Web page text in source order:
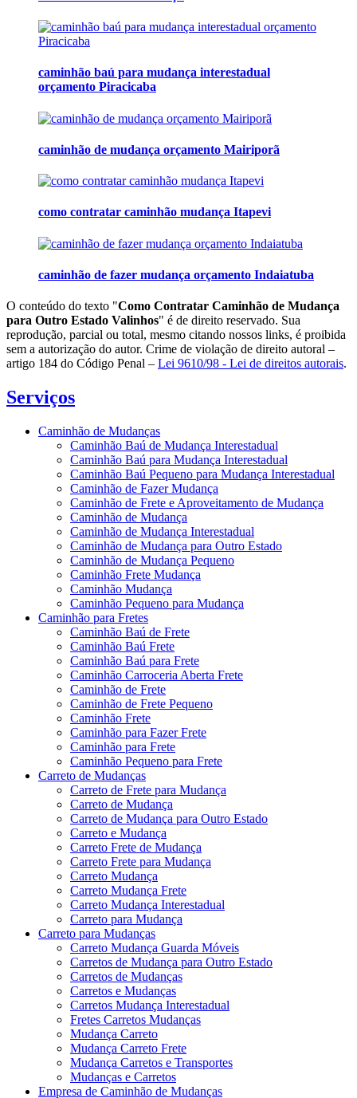
caminhão baú para mudança interestadual
orçamento Piracicaba
caminhão de mudança orçamento Mairiporã
como contratar caminhão mudança Itapevi
caminhão de fazer mudança orçamento Indaiatuba
O conteúdo do texto "Como Contratar Caminhão de Mudança
para Outro Estado Valinhos" é de direito reservado. Sua
reprodução, parcial ou total, mesmo citando nossos links, é proibida
sem a autorização do autor. Crime de violação de direito autoral –
artigo 184 do Código Penal – Lei 9610/98 - Lei de direitos autorais.
Serviços
Caminhão de Mudanças
Caminhão Baú de Mudança Interestadual
Caminhão Baú para Mudança Interestadual
Caminhão Baú Pequeno para Mudança Interestadual
Caminhão de Fazer Mudança
Caminhão de Frete e Aproveitamento de Mudança
Caminhão de Mudança
Caminhão de Mudança Interestadual
Caminhão de Mudança para Outro Estado
Caminhão de Mudança Pequeno
Caminhão Frete Mudança
Caminhão Mudança
Caminhão Pequeno para Mudança
Caminhão para Fretes
Caminhão Baú de Frete
Caminhão Baú Frete
Caminhão Baú para Frete
Caminhão Carroceria Aberta Frete
Caminhão de Frete
Caminhão de Frete Pequeno
Caminhão Frete
Caminhão para Fazer Frete
Caminhão para Frete
Caminhão Pequeno para Frete
Carreto de Mudanças
Carreto de Frete para Mudança
Carreto de Mudança
Carreto de Mudança para Outro Estado
Carreto e Mudança
Carreto Frete de Mudança
Carreto Frete para Mudança
Carreto Mudança
Carreto Mudança Frete
Carreto Mudança Interestadual
Carreto para Mudança
Carreto para Mudanças
Carreto Mudança Guarda Móveis
Carretos de Mudança para Outro Estado
Carretos de Mudanças
Carretos e Mudanças
Carretos Mudança Interestadual
Fretes Carretos Mudanças
Mudança Carreto
Mudança Carreto Frete
Mudança Carretos e Transportes
Mudanças e Carretos
Empresa de Caminhão de Mudanças